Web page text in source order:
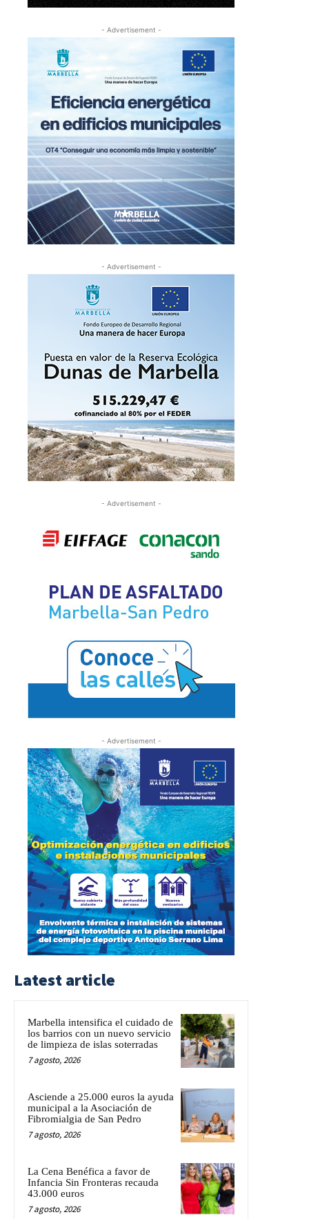
- Advertisement -
- Advertisement -
- Advertisement -
- Advertisement -
Latest article
Marbella intensifica el cuidado de
los barrios con un nuevo servicio
de limpieza de islas soterradas
7 agosto, 2026
Asciende a 25.000 euros la ayuda
municipal a la Asociación de
Fibromialgia de San Pedro
7 agosto, 2026
La Cena Benéfica a favor de
Infancia Sin Fronteras recauda
43.000 euros
7 agosto, 2026